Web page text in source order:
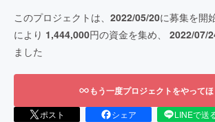
このプロジェクトは、 2022/05/20に募集を開
により 1,444,000円の資金を集め、 2022/07/
ました
もう一度プロジェクトをやって
ポスト シェア LINEで送